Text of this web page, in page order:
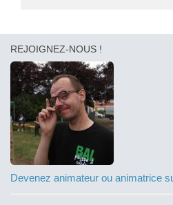
REJOIGNEZ-NOUS !
Devenez animateur ou animatrice